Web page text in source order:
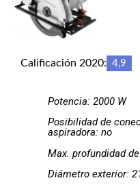
Calificación 2020: 4,9
Potencia: 2000 W
Posibilidad de
aspiradora: no
Max. profundidad
Diámetro exterior: